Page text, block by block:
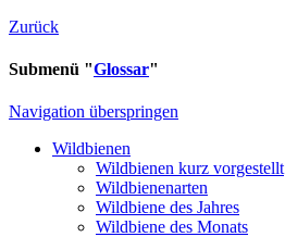
Zurück
Submenü "Glossar"
Navigation überspringen
Wildbienen
Wildbienen kurz vorgestellt
Wildbienenarten
Wildbiene des Jahres
Wildbiene des Monats